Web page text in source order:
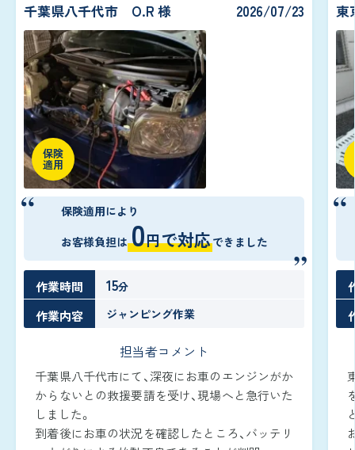
千葉県八千代市 O.R 様 2026/07/23
保険
適用
保険適用により
お客様負担は 0円で対応できました
作業時間 15分
作業内容 ジャンピング作業
担当者コメント
千葉県八千代市にて、深夜にお車のエンジンがか
からないとの救援要請を受け、現場へと急行いた
しました。
到着後にお車の状況を確認したところ、バッテリ
東